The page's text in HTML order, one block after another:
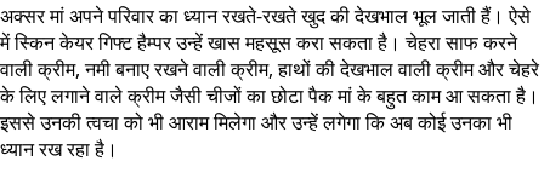
अक्सर मां अपने परिवार का ध्यान रखते-रखते खुद की देखभाल भूल जाती हैं। ऐसे
में स्किन केयर गिफ्ट हैम्पर उन्हें खास महसूस करा सकता है। चेहरा साफ करने
वाली क्रीम, नमी बनाए रखने वाली क्रीम, हाथों की देखभाल वाली क्रीम और चेहरे
के लिए लगाने वाले क्रीम जैसी चीजों का छोटा पैक मां के बहुत काम आ सकता है।
इससे उनकी त्वचा को भी आराम मिलेगा और उन्हें लगेगा कि अब कोई उनका भी
ध्यान रख रहा है।